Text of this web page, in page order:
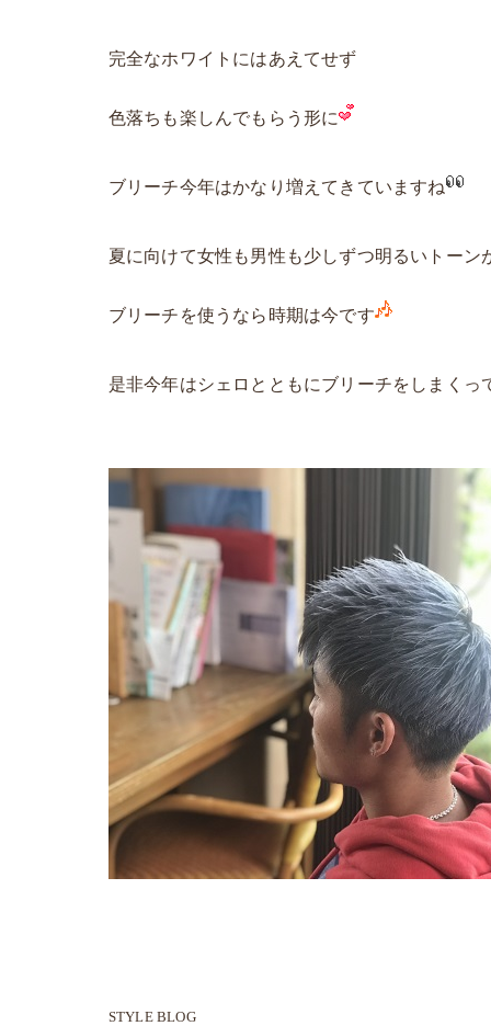
完全なホワイトにはあえてせず
色落ちも楽しんでもらう形に
ブリーチ今年はかなり増えてきていますね
夏に向けて女性も男性も少しずつ明るいトーン
ブリーチを使うなら時期は今です
是非今年はシェロとともにブリーチをしまくっ
STYLE BLOG